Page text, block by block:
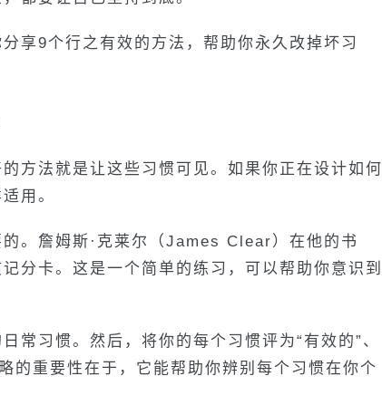
享9个行之有效的方法，帮助你永久改掉坏习
方法就是让这些习惯可见。如果你正在设计如何
用。
。詹姆斯·克莱尔（James Clear）在他的书
分卡。这是一个简单的练习，可以帮助你意识到
常习惯。然后，将你的每个习惯评为“有效的”、
的重要性在于，它能帮助你辨别每个习惯在你个